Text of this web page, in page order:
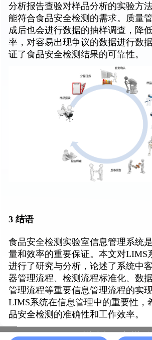
分析报告查验对样品分析的实验方
能符合食品安全检测的需求。质量
成后也会进行数据的抽样调查，降
率，对容易出现争议的数据进行数
证了食品安全检测结果的可靠性。
3 结语
食品安全检测实验室信息管理系统
量和效率的重要保证。本文对LIMS
进行了研究与分析，论述了系统中
器管理流程、检测流程标准化、数
管理流程等重要信息管理流程的实
LIMS系统在信息管理中的重要性，
品安全检测的准确性和工作效率。
苏ICP备19037339号-10 | 版权所有：一半科技（